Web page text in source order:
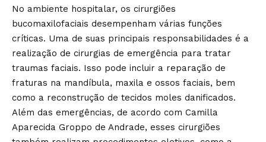
No ambiente hospitalar, os cirurgiões
bucomaxilofaciais desempenham várias funções
críticas. Uma de suas principais responsabilidades é a
realização de cirurgias de emergência para tratar
traumas faciais. Isso pode incluir a reparação de
fraturas na mandíbula, maxila e ossos faciais, bem
como a reconstrução de tecidos moles danificados.
Além das emergências, de acordo com Camilla
Aparecida Groppo de Andrade, esses cirurgiões